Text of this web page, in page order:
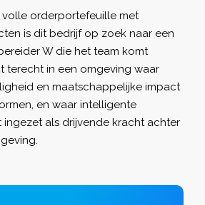
orderportefeuille met
is dit bedrijf op zoek naar een
W die het team komt
terecht in een omgeving waar
en maatschappelijke impact
en waar intelligente
als drijvende kracht achter